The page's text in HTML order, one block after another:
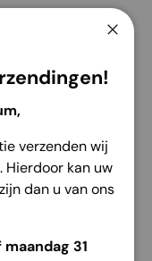
et pratique
pour ajouter une
les jours. Fabriqué
supérieure,
la simplicité
tout autour
verzenden wij
. Hierdoor kan uw
dan u van ons
31